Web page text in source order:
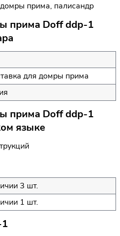
прима, палисандр
прима Doff ddp-1
для домры прима
прима Doff ddp-1
языке
3 шт.
1 шт.